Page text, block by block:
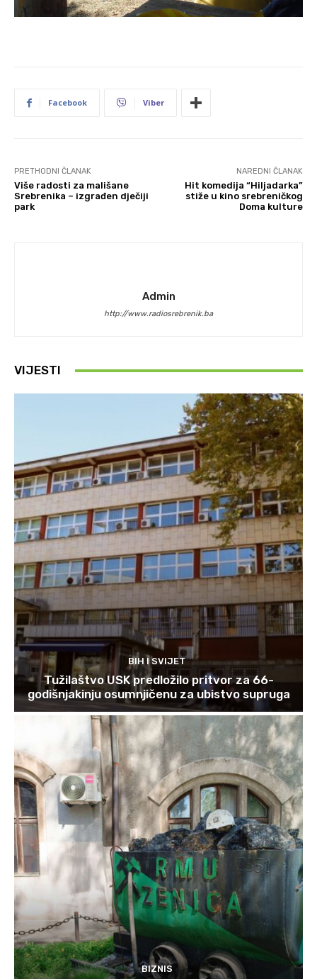
Facebook Viber
PRETHODNI ČLANAK
Više radosti za mališane
Srebrenika – izgrađen dječiji
park
NAREDNI ČLANAK
Hit komedija “Hiljadarka”
stiže u kino srebreničkog
Doma kulture
Admin
http://www.radiosrebrenik.ba
VIJESTI
BIH I SVIJET
Tužilaštvo USK predložilo pritvor za 66-
godišnjakinju osumnjičenu za ubistvo supruga
BIZNIS